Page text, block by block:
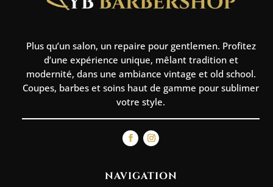
Plus qu’un salon, un repaire pour gentlemen. Profitez
d’une expérience unique, mêlant tradition et
modernité, dans une ambiance vintage et old school.
Coupes, barbes et soins haut de gamme pour sublimer
votre style.
NAVIGATION